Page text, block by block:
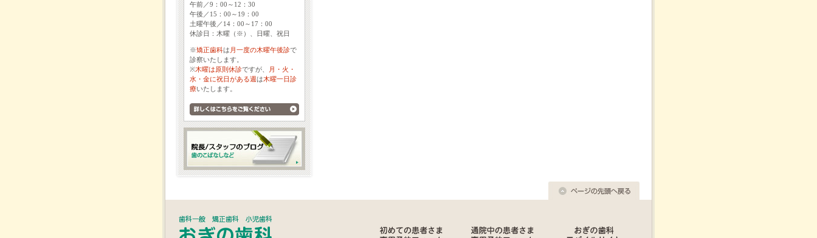
午前／9：00～12：30
午後／15：00～19：00
土曜午後／14：00～17：00
休診日：木曜（※）、日曜、祝日
※矯正歯科は 月一度の木曜午後診で
診察いたします。
※木曜は原則休診ですが、
月・火・
水・金に祝日がある週は木曜一日診
療いたします。